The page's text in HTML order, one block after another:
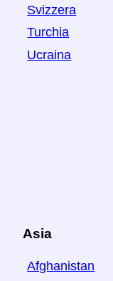
Svizzera
Turchia
Ucraina
Asia
Afghanistan